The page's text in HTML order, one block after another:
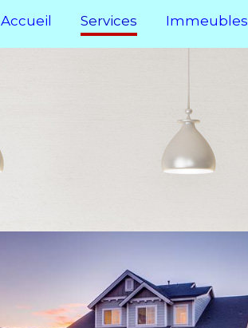
Accueil Services Immeubles